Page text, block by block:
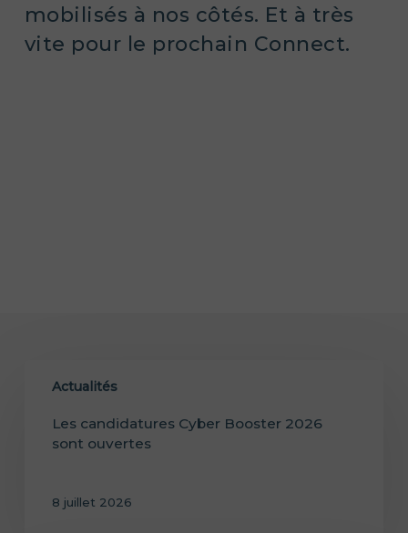
mobilisés à nos côtés. Et à très
vite pour le prochain Connect.
Actualités
Les candidatures Cyber Booster 2026
sont ouvertes
8 juillet 2026